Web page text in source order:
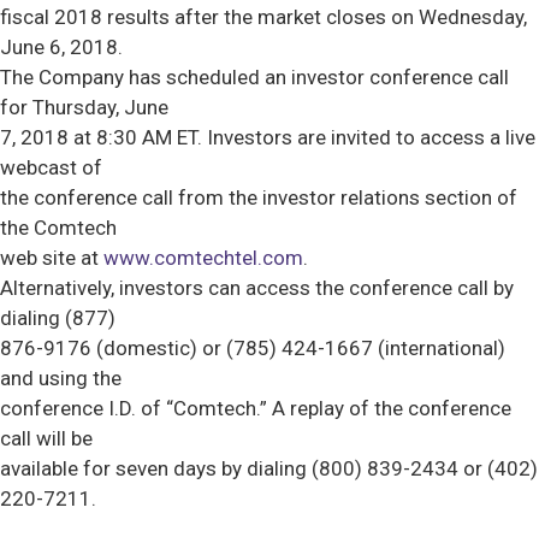
fiscal 2018 results after the market closes on Wednesday,
June 6, 2018.
The Company has scheduled an investor conference call
for Thursday, June
7, 2018 at 8:30 AM ET. Investors are invited to access a live
webcast of
the conference call from the investor relations section of
the Comtech
web site at www.comtechtel.com.
Alternatively, investors can access the conference call by
dialing (877)
876-9176 (domestic) or (785) 424-1667 (international)
and using the
conference I.D. of “Comtech.” A replay of the conference
call will be
available for seven days by dialing (800) 839-2434 or (402)
220-7211.